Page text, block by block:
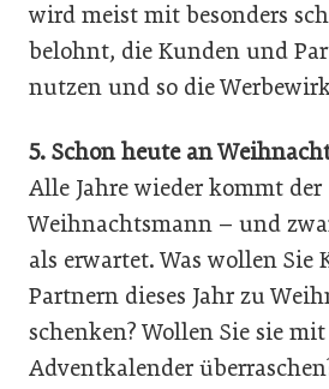
wird meist mit besonders
belohnt, die Kunden und
nutzen und so die
5. Schon heute an
Alle Jahre wieder kommt der
Weihnachtsmann – und
als erwartet. Was wollen Sie
Partnern dieses Jahr zu
schenken? Wollen Sie sie
Adventkalender